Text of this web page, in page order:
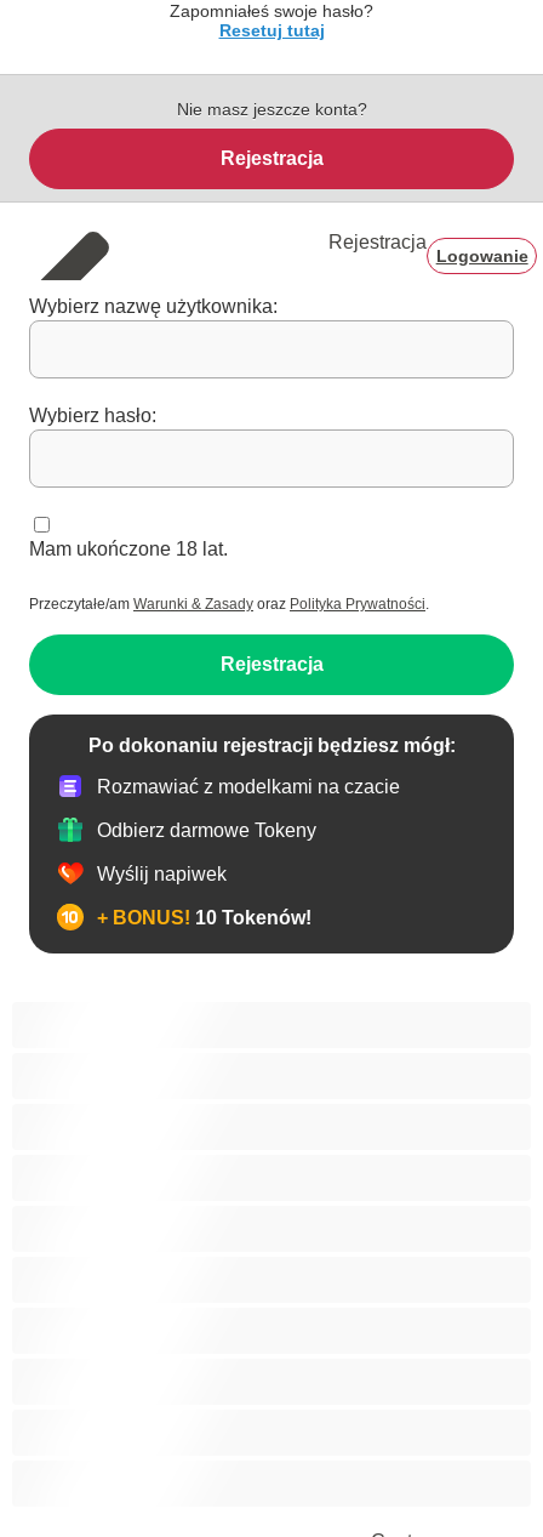
Zapomniałeś swoje hasło?
Resetuj tutaj
Nie masz jeszcze konta?
Rejestracja
Rejestracja
Logowanie
Wybierz nazwę użytkownika:
Wybierz hasło:
Mam ukończone 18 lat.
Przeczytałe/am Warunki & Zasady oraz Polityka Prywatności.
Rejestracja
Po dokonaniu rejestracji będziesz mógł:
Rozmawiać z modelkami na czacie
Odbierz darmowe Tokeny
Wyślij napiwek
+ BONUS! 10 Tokenów!